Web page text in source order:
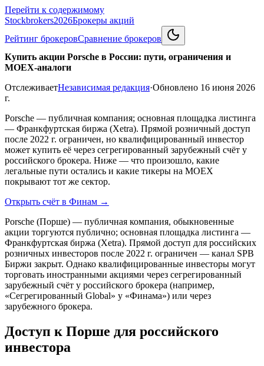
Перейти к содержимому
Stockbrokers2026Брокеры акций
Рейтинг брокеровСравнение брокеров
Купить акции Porsche в России: пути, ограничения и
MOEX-аналоги
ОтслеживаетНезависимая редакция·Обновлено 16 июня 2026
г.
Porsche — публичная компания; основная площадка листинга
— Франкфуртская биржа (Xetra). Прямой розничный доступ
после 2022 г. ограничен, но квалифицированный инвестор
может купить её через сегрегированный зарубежный счёт у
российского брокера. Ниже — что произошло, какие
легальные пути остались и какие тикеры на MOEX
покрывают тот же сектор.
Открыть счёт в Финам →
Porsche (Порше) — публичная компания, обыкновенные
акции торгуются публично; основная площадка листинга —
Франкфуртская биржа (Xetra). Прямой доступ для российских
розничных инвесторов после 2022 г. ограничен — канал SPB
Биржи закрыт. Однако квалифицированные инвесторы могут
торговать иностранными акциями через сегрегированный
зарубежный счёт у российского брокера (например,
«Сегрегированный Global» у «Финама») или через
зарубежного брокера.
Доступ к Порше для российского
инвестора